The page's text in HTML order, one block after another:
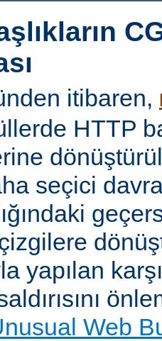
itibaren,
HTTP
seçici
yapılan
Web